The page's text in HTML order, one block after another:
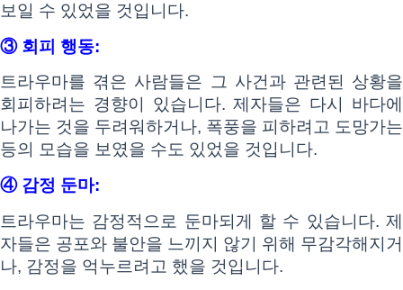
보일 수 있었을 것입니다.
③ 회피 행동:
트라우마를 겪은 사람들은 그 사건과 관련된 상황을
회피하려는 경향이 있습니다. 제자들은 다시 바다에
나가는 것을 두려워하거나, 폭풍을 피하려고 도망가는
등의 모습을 보였을 수도 있었을 것입니다.
④ 감정 둔마:
트라우마는 감정적으로 둔마되게 할 수 있습니다. 제
자들은 공포와 불안을 느끼지 않기 위해 무감각해지거
나, 감정을 억누르려고 했을 것입니다.